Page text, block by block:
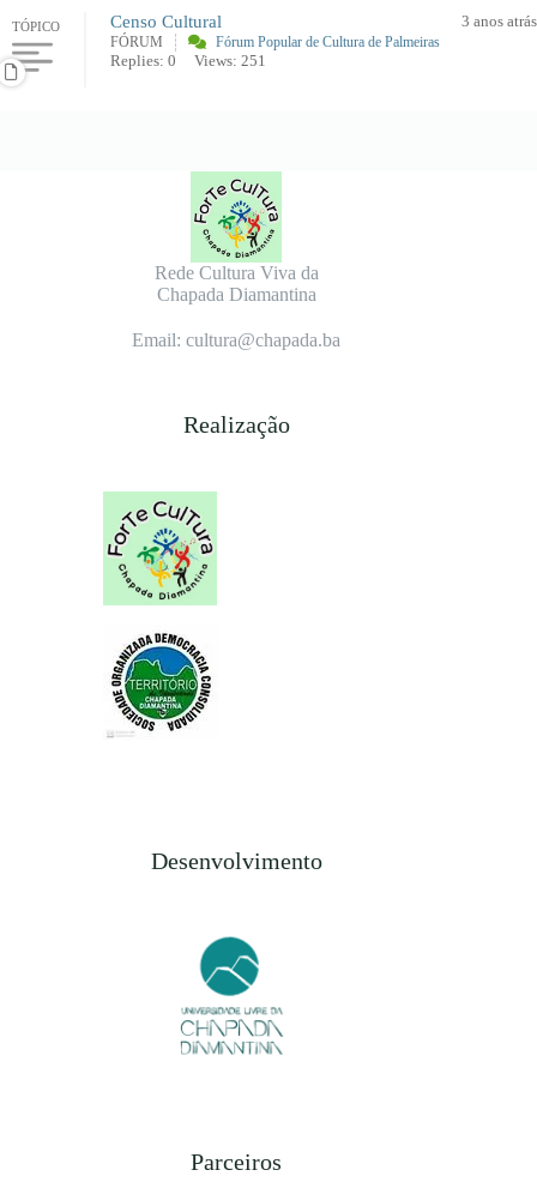
TÓPICO Censo Cultural 3 anos atrás
FÓRUM Fórum Popular de Cultura de Palmeiras
Replies: 0 Views: 251
Rede Cultura Viva da
Chapada Diamantina
Email: cultura@chapada.ba
Realização
Desenvolvimento
Parceiros